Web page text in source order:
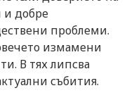
и добре
проблеми.
измамени
В тях липсва
събития.